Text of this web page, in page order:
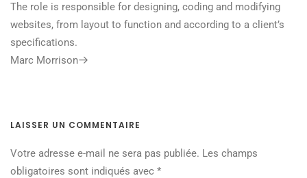
The role is responsible for designing, coding and modifying
websites, from layout to function and according to a client’s
specifications.
Next
Marc Morrison
LAISSER UN COMMENTAIRE
Votre adresse e-mail ne sera pas publiée. Les champs
obligatoires sont indiqués avec *